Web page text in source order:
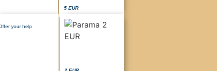
5 EUR
your help